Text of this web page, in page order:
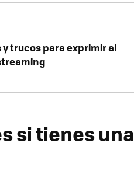
y trucos para exprimir al
si tienes una